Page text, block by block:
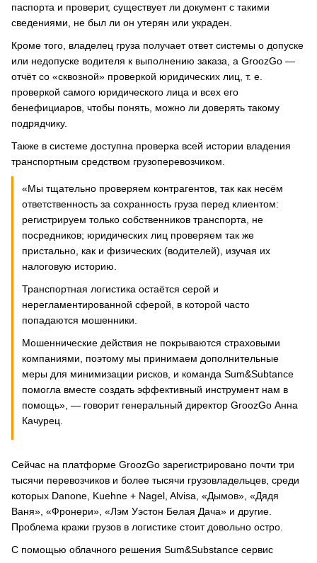
паспорта и проверит, существует ли документ с такими
сведениями, не был ли он утерян или украден.
Кроме того, владелец груза получает ответ системы о допуске
или недопуске водителя к выполнению заказа, а GroozGo —
отчёт со «сквозной» проверкой юридических лиц, т. е.
проверкой самого юридического лица и всех его
бенефициаров, чтобы понять, можно ли доверять такому
подрядчику.
Также в системе доступна проверка всей истории владения
транспортным средством грузоперевозчиком.
«Мы тщательно проверяем контрагентов, так как несём
ответственность за сохранность груза перед клиентом:
регистрируем только собственников транспорта, не
посредников; юридических лиц проверяем так же
пристально, как и физических (водителей), изучая их
налоговую историю.
Транспортная логистика остаётся серой и
нерегламентированной сферой, в которой часто
попадаются мошенники.
Мошеннические действия не покрываются страховыми
компаниями, поэтому мы принимаем дополнительные
меры для минимизации рисков, и команда Sum&Subtance
помогла вместе создать эффективный инструмент нам в
помощь», — говорит генеральный директор GroozGo Анна
Качурец.
Сейчас на платформе GroozGo зарегистрировано почти три
тысячи перевозчиков и более тысячи грузовладельцев, среди
которых Danone, Kuehne + Nagel, Alvisa, «Дымов», «Дядя
Ваня», «Фронери», «Лэм Уэстон Белая Дача» и другие.
Проблема кражи грузов в логистике стоит довольно остро.
С помощью облачного решения Sum&Substance сервис